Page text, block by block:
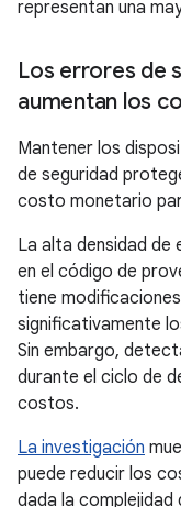
representan una
Los errores de
aumentan los
Mantener los
de seguridad
costo monetario
La alta densidad de
en el código de
tiene
significativamente
Sin embargo,
durante el ciclo de
costos.
La investigación
puede reducir los
dada la